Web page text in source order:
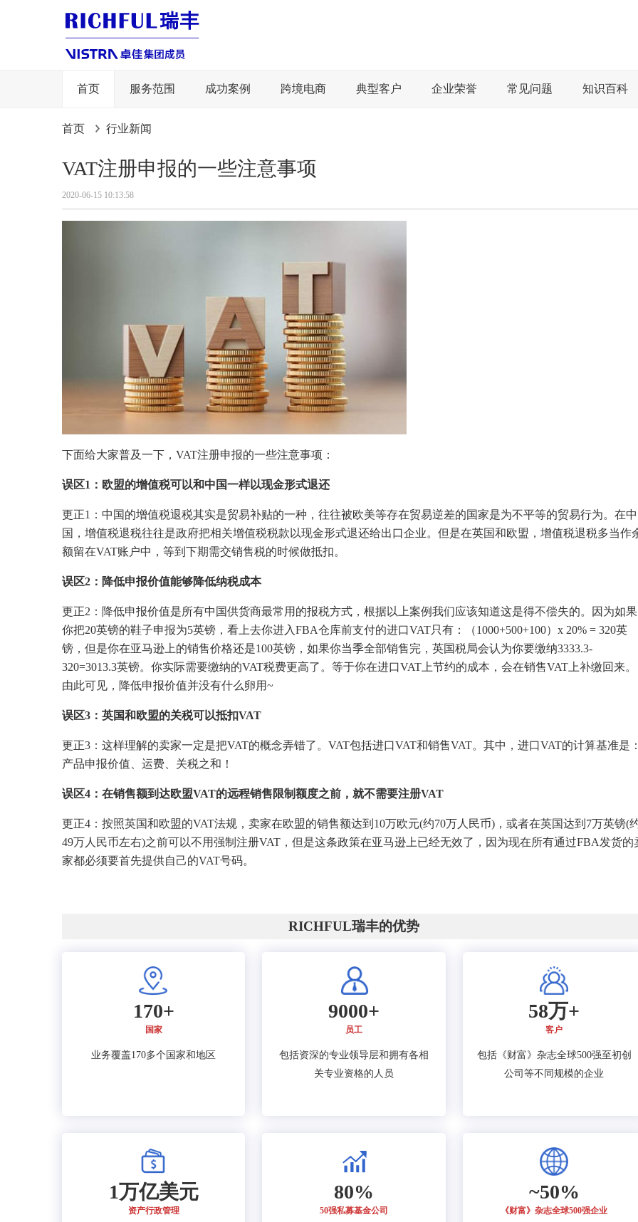
首页 服务范围 成功案例 跨境电商 典型客户 企业荣誉 常见问题 知识百科
首页 行业新闻
VAT注册申报的一些注意事项
2020-06-15 10:13:58
下面给大家普及一下，VAT注册申报的一些注意事项：
误区1：欧盟的增值税可以和中国一样以现金形式退还
更正1：中国的增值税退税其实是贸易补贴的一种，往往被欧美等存在贸易逆差的国家是为不平等的贸易行为。在中
国，增值税退税往往是政府把相关增值税税款以现金形式退还给出口企业。但是在英国和欧盟，增值税退税多当作
额留在VAT账户中，等到下期需交销售税的时候做抵扣。
误区2：降低申报价值能够降低纳税成本
更正2：降低申报价值是所有中国供货商最常用的报税方式，根据以上案例我们应该知道这是得不偿失的。因为如果
你把20英镑的鞋子申报为5英镑，看上去你进入FBA仓库前支付的进口VAT只有：（1000+500+100）x 20% = 320英
镑，但是你在亚马逊上的销售价格还是100英镑，如果你当季全部销售完，英国税局会认为你要缴纳3333.3-
320=3013.3英镑。你实际需要缴纳的VAT税费更高了。等于你在进口VAT上节约的成本，会在销售VAT上补缴回来。
由此可见，降低申报价值并没有什么卵用~
误区3：英国和欧盟的关税可以抵扣VAT
更正3：这样理解的卖家一定是把VAT的概念弄错了。VAT包括进口VAT和销售VAT。其中，进口VAT的计算基准是
产品申报价值、运费、关税之和！
误区4：在销售额到达欧盟VAT的远程销售限制额度之前，就不需要注册VAT
更正4：按照英国和欧盟的VAT法规，卖家在欧盟的销售额达到10万欧元(约70万人民币)，或者在英国达到7万英镑(
49万人民币左右)之前可以不用强制注册VAT，但是这条政策在亚马逊上已经无效了，因为现在所有通过FBA发货的
家都必须要首先提供自己的VAT号码。
RICHFUL瑞丰的优势
170+
国家
业务覆盖170多个国家和地区
9000+
员工
包括资深的专业领导层和拥有各相
关专业资格的人员
58万+
客户
包括《财富》杂志全球500强至初创
公司等不同规模的企业
1万亿美元
资产行政管理
80%
50强私募基金公司
~50%
《财富》杂志全球500强企业